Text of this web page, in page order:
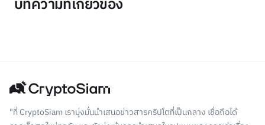
บทความที่เกี่ยวข้อง
"ที่ CryptoSiam เรามุ่งมั่นนำเสนอข่าวสารคริปโตที่เป็นกลาง เชื่อถือได้